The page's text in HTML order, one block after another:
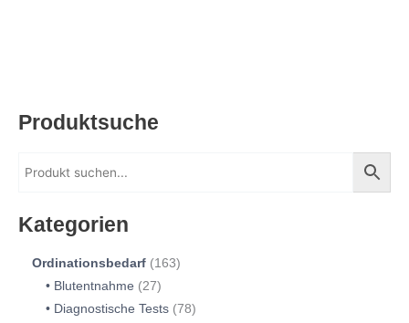
Produktsuche
Kategorien
Ordinationsbedarf
163
Blutentnahme
27
Diagnostische Tests 78